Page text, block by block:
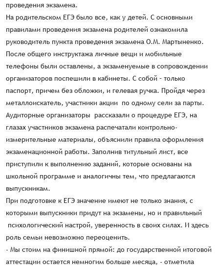
проведения экзамена.
На родительском ЕГЭ было все, как у детей. С основными
правилами проведения экзамена родителей ознакомила
руководитель пункта проведения экзамена О.М. Мартыненко.
После общего инструктажа личные вещи и мобильные
телефоны были оставлены, а экзаменуемые в сопровождении
организаторов поспешили в кабинеты. С собой – только
паспорт, причем без обложки, и гелевая ручка. Пройдя через
металлоискатель, участники акции по одному сели за парты.
Аудиторные организаторы рассказали о процедуре ЕГЭ, на
глазах участников экзамена распечатали контрольно-
измерительные материалы, объяснили правила оформления
экзаменационной работы. Заполнив титульный лист, все
приступили к выполнению заданий, которые основаны на
школьной программе и аналогичны тем, что предлагаются
выпускникам.
При подготовке к ЕГЭ значение имеют не только знания, с
которыми выпускники придут на экзамены, но и правильный
психологический настрой, уверенность в своих силах. И здесь
роль семьи невозможно переоценить.
- Мы стоим на финишной прямой: до государственной итоговой
аттестации остается немногим больше месяца, - отметила